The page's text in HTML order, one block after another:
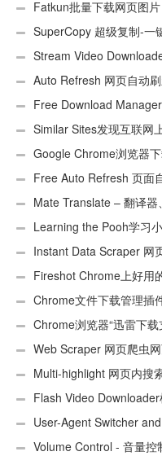
Fatkun批量下载网页图片
SuperCopy 超级复制-一
Stream Video
Auto Refresh 网页自动
Free Download
插件Similar Sites发现互联网
Google Chrome浏览器
Free Auto Refresh 页面
Mate Translate – 翻译器
Learning the Pooh学习
Instant Data Scraper 网
Fireshot Chrome上好用
页）Chrome文件下载管理插
Chrome浏览器“迅雷下载
Web Scraper 网页爬虫
件 Multi-highlight 网页内搜
Flash Video
User-Agent Switcher
UA)Volume Control - 音量控